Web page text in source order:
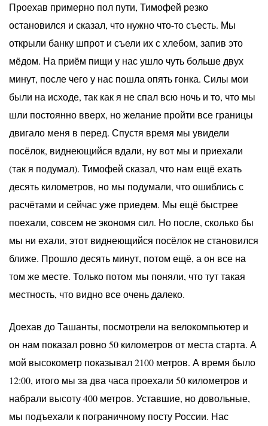
Проехав примерно пол пути, Тимофей резко
остановился и сказал, что нужно что-то съесть. Мы
открыли банку шпрот и съели их с хлебом, запив это
мёдом. На приём пищи у нас ушло чуть больше двух
минут, после чего у нас пошла опять гонка. Силы мои
были на исходе, так как я не спал всю ночь и то, что мы
шли постоянно вверх, но желание пройти все границы
двигало меня в перед. Спустя время мы увидели
посёлок, виднеющийся вдали, ну вот мы и приехали
(так я подумал). Тимофей сказал, что нам ещё ехать
десять километров, но мы подумали, что ошиблись с
расчётами и сейчас уже приедем. Мы ещё быстрее
поехали, совсем не экономя сил. Но после, сколько бы
мы ни ехали, этот виднеющийся посёлок не становился
ближе. Прошло десять минут, потом ещё, а он все на
том же месте. Только потом мы поняли, что тут такая
местность, что видно все очень далеко.
Доехав до Ташанты, посмотрели на велокомпьютер и
он нам показал ровно 50 километров от места старта. А
мой высокометр показывал 2100 метров. А время было
12:00, итого мы за два часа проехали 50 километров и
набрали высоту 400 метров. Уставшие, но довольные,
мы подъехали к пограничному посту России. Нас